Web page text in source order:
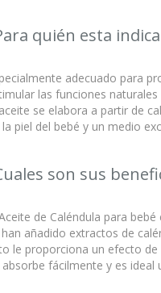
quién esta
adecuado para
las funciones naturales
se elabora a partir de
la piel del bebé y un medio
son sus
de Caléndula para
añadido extractos de
le proporciona un efecto
absorbe fácilmente y es